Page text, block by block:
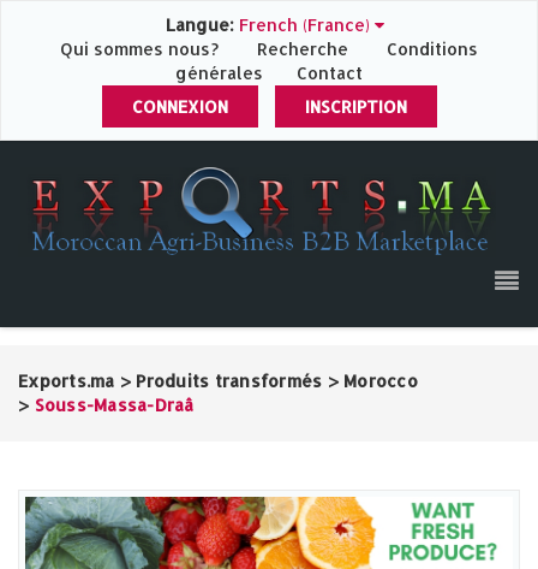
Langue: French (France)
Qui sommes nous?
Recherche
Conditions
générales
Contact
CONNEXION
INSCRIPTION
Exports.ma > Produits transformés > Morocco
> Souss-Massa-Draâ